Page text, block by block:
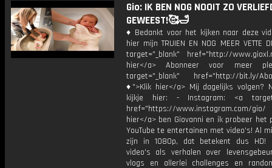
Gio: IK BEN NOG NOOIT ZO
GEWEEST!🥰🛁
♦ Bedankt voor het kijken naar deze
hier mijn TRUIEN EN NOG MEER VETTE
target="_blank" href="http://
hier</a> Abonneer voor meer
target="_blank" href="http://bit.ly/
♦">Klik hier</a> Mij dagelijks volgen?
kijkje hier: - Instagram: <a
href="https://www.instagram.com/
hier</a> ben Giovanni en ik probeer het
YouTube te entertainen met video's! Al
zijn in 1080p, dat betekent dus HD!
video's als verhalen over
vlogs en allerlei challenges en